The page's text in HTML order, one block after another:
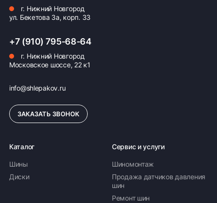
г. Нижний Новгород
ул. Бекетова 3а, корп. 33
+7 (910) 795-68-64
г. Нижний Новгород
Московское шоссе, 22 к1
info@shlepakov.ru
ЗАКАЗАТЬ ЗВОНОК
Каталог
Шины
Диски
Сервис и услуги
Шиномонтаж
Продажа датчиков давления
шин
Ремонт шин